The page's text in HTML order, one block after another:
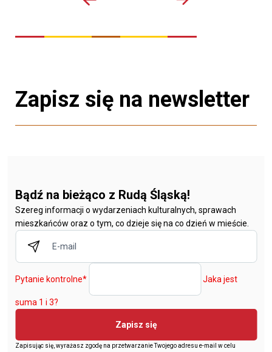
Zapisz się na newsletter
Bądź na bieżąco z Rudą Śląską!
Szereg informacji o wydarzeniach kulturalnych, sprawach
mieszkańców oraz o tym, co dzieje się na co dzień w mieście.
Pytanie kontrolne* Jaka jest
suma 1 i 3?
Zapisz się
Zapisując się, wyrażasz zgodę na przetwarzanie Twojego adresu e-mail w celu